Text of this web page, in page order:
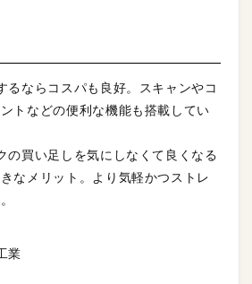
るならコスパも良好。スキャンやコ
トなどの便利な機能も搭載してい
の買い足しを気にしなくて良くなる
なメリット。より気軽かつストレ
業